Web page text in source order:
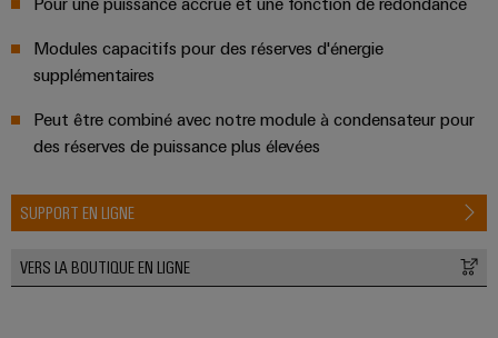
Modules capacitifs pour des réserves d'énergie
supplémentaires
Peut être combiné avec notre module à condensateur pour
des réserves de puissance plus élevées
SUPPORT EN LIGNE
VERS LA BOUTIQUE EN LIGNE